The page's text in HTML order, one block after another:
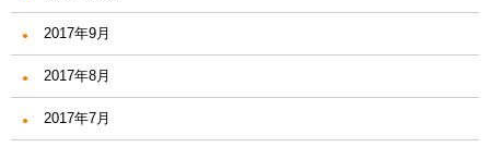
2017年9月
2017年8月
2017年7月